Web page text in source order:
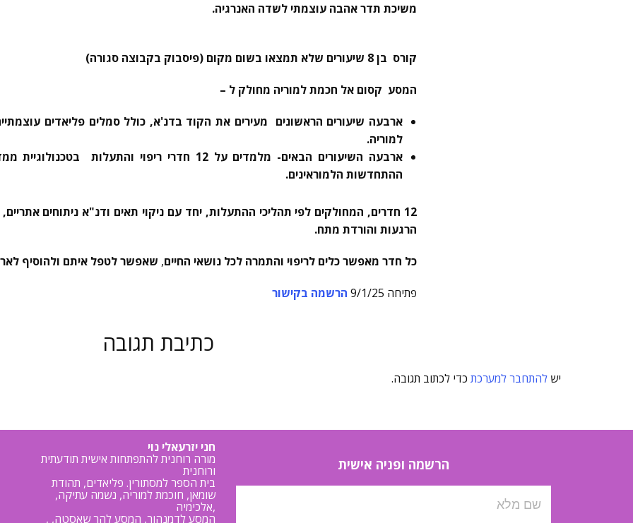
משיכת תדר אהבה עוצמתי לשדה האנרגיה.
קורס בן 8 שיעורים שלא תמצאו בשום מקום (פיסבוק בקבוצה סגורה)
המסע קסום אל חכמת למוריה מחולק ל –
ארבעה שיעורים הראשונים מעירים את הקוד בדנ'א, כולל סמלים פליאדים
למוריה.
ארבעה השיעורים הבאים- מלמדים על 12 חדרי ריפוי
ההתחדשות הלמוראינים.
12 חדרים, המחולקים לפי תהליכי ההתעלות, יחד עם ניקוי תאים ודנ"א ניתוחים
הרגעות והורדת מתח.
כל חדר מאפשר כלים לריפוי והתמרה לכל נושאי החיים, שאפשר לטפל איתם ולהוסיף
פתיחה 9/1/25 הרשמה בקישור
כתיבת תגובה
יש להתחבר למערכת כדי לכתוב תגובה.
הרשמה ופניה אישית
חני יזרעאלי נוי
מורה רוחנית להתפתחות אישית תודעתית
ורוחנית
בית הספר למסתורין. פליאדים, תהודת
שומאן, חוכמת למוריה, נשמה עתיקה,
אלכימיה,
, המסע לדמנהור, המסע להר שאסטה,